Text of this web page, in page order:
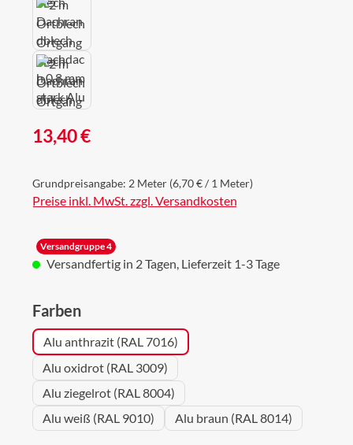
Regulärer Preis:
13,40 €
Grundpreisangabe: 2 Meter (6,70 € / 1 Meter)
Preise inkl. MwSt. zzgl. Versandkosten
Versandgruppe 4
Versandfertig in 2 Tagen, Lieferzeit 1-3 Tage
Farbenauswählen
Alu anthrazit (RAL 7016)
Alu oxidrot (RAL 3009)
Alu ziegelrot (RAL 8004)
Alu weiß (RAL 9010)
Alu braun (RAL 8014)